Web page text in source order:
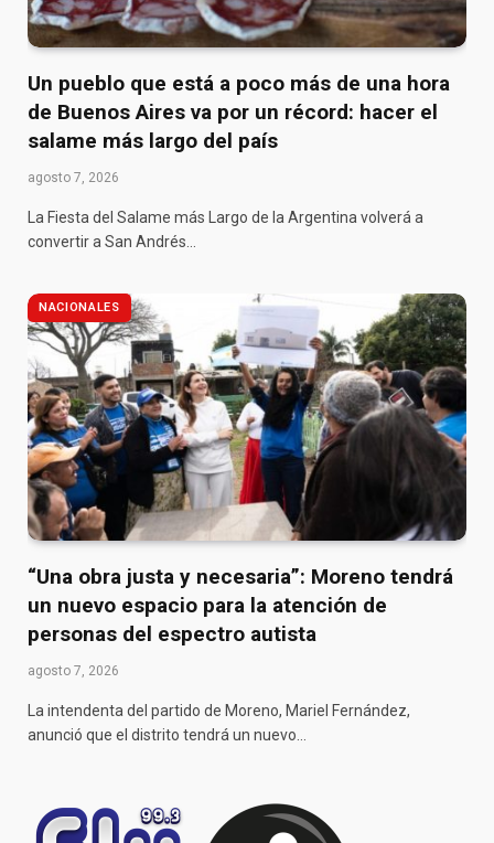
Un pueblo que está a poco más de una hora
de Buenos Aires va por un récord: hacer el
salame más largo del país
agosto 7, 2026
La Fiesta del Salame más Largo de la Argentina volverá a
convertir a San Andrés…
NACIONALES
“Una obra justa y necesaria”: Moreno tendrá
un nuevo espacio para la atención de
personas del espectro autista
agosto 7, 2026
La intendenta del partido de Moreno, Mariel Fernández,
anunció que el distrito tendrá un nuevo…